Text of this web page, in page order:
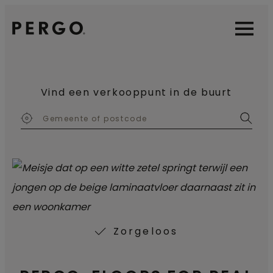
OpenOpen
Vind een verkooppunt in de buurt
Zorgeloos